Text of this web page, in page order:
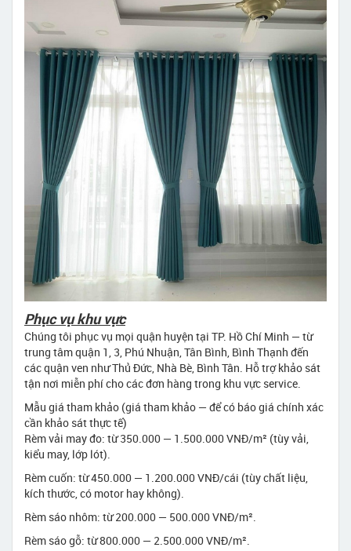
Phục vụ khu vực
Chúng tôi phục vụ mọi quận huyện tại TP. Hồ Chí Minh — từ
trung tâm quận 1, 3, Phú Nhuận, Tân Bình, Bình Thạnh đến
các quận ven như Thủ Đức, Nhà Bè, Bình Tân. Hỗ trợ khảo sát
tận nơi miễn phí cho các đơn hàng trong khu vực service.
Mẫu giá tham khảo (giá tham khảo — để có báo giá chính xác
cần khảo sát thực tế)
Rèm vải may đo: từ 350.000 — 1.500.000 VNĐ/m² (tùy vải,
kiểu may, lớp lót).
Rèm cuốn: từ 450.000 — 1.200.000 VNĐ/cái (tùy chất liệu,
kích thước, có motor hay không).
Rèm sáo nhôm: từ 200.000 — 500.000 VNĐ/m².
Rèm sáo gỗ: từ 800.000 — 2.500.000 VNĐ/m².